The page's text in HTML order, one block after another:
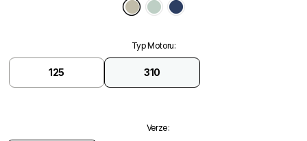
Beige Avvolgente
Verde Amabile
Blu Energico Glossy
Typ Motoru:
125 310
Verze: